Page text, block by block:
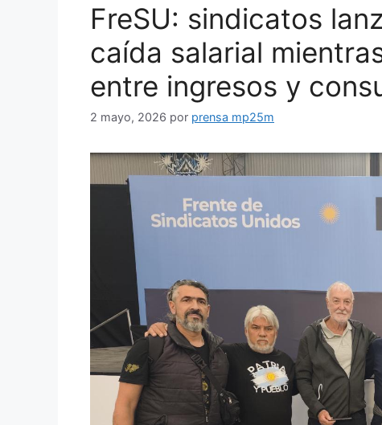
FreSU: sindicatos
caída salarial
entre ingresos y
2 mayo, 2026 por prensa mp25m